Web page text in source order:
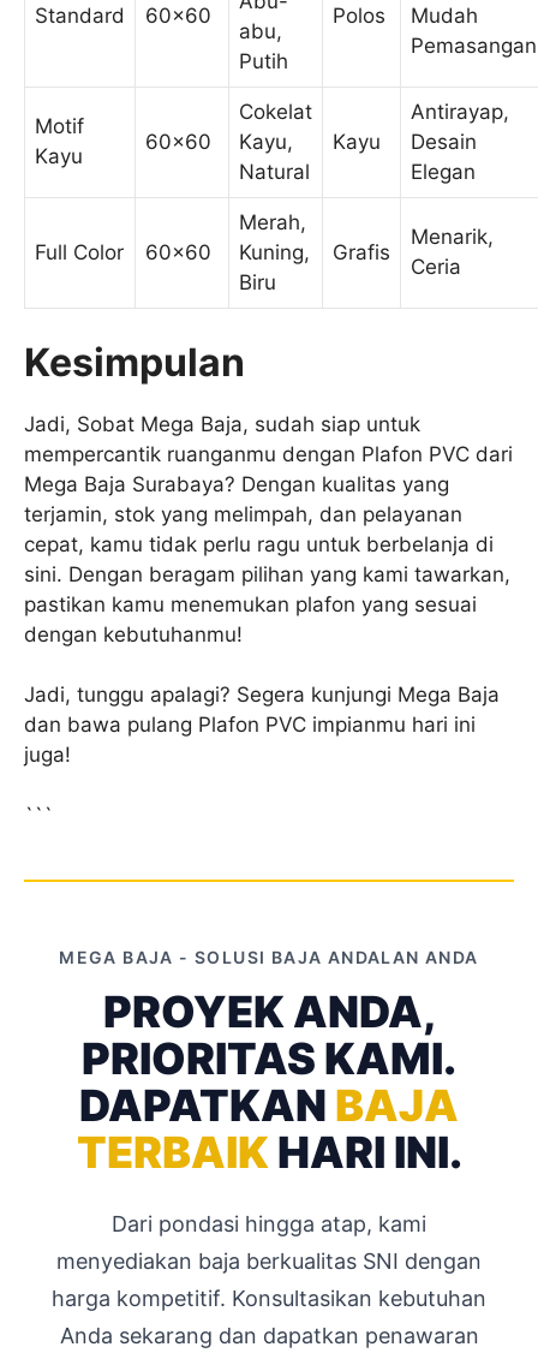
Standard 60x60
abu,
Putih
Polos
Mudah
Pemasangan
Motif
Kayu
60x60
Cokelat
Kayu,
Natural
Kayu
Antirayap,
Desain
Elegan
Full Color 60x60
Merah,
Kuning,
Biru
Grafis
Menarik,
Ceria
Kesimpulan
Jadi, Sobat Mega Baja, sudah siap untuk
mempercantik ruanganmu dengan Plafon PVC dari
Mega Baja Surabaya? Dengan kualitas yang
terjamin, stok yang melimpah, dan pelayanan
cepat, kamu tidak perlu ragu untuk berbelanja di
sini. Dengan beragam pilihan yang kami tawarkan,
pastikan kamu menemukan plafon yang sesuai
dengan kebutuhanmu!
Jadi, tunggu apalagi? Segera kunjungi Mega Baja
dan bawa pulang Plafon PVC impianmu hari ini
juga!
```
MEGA BAJA - SOLUSI BAJA ANDALAN ANDA
PROYEK ANDA,
PRIORITAS KAMI.
DAPATKAN BAJA
TERBAIK HARI INI.
Dari pondasi hingga atap, kami
menyediakan baja berkualitas SNI dengan
harga kompetitif. Konsultasikan kebutuhan
Anda sekarang dan dapatkan penawaran